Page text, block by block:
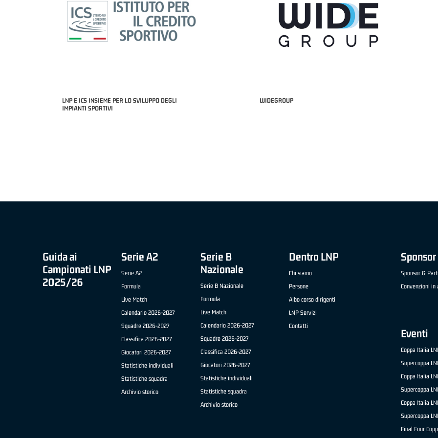
LNP E ICS INSIEME PER LO SVILUPPO DEGLI
IMPIANTI SPORTIVI
WIDEGROUP
Guida ai
Campionati LNP
2025/26
Serie A2
Serie A2
Formula
Live Match
Calendario 2026-2027
Squadre 2026-2027
Classifica 2026-2027
Giocatori 2026-2027
Statistiche individuali
Statistiche squadra
Archivio storico
Serie B
Nazionale
Serie B Nazionale
Formula
Live Match
Calendario 2026-2027
Squadre 2026-2027
Classifica 2026-2027
Giocatori 2026-2027
Statistiche individuali
Statistiche squadra
Archivio storico
Dentro LNP
Chi siamo
Persone
Albo corso dirigenti
LNP Servizi
Contatti
Sponsor &
Convenzioni in
Eventi
Coppa Italia
Supercoppa
Coppa Italia
Supercoppa
Coppa Italia
Supercoppa
Final Four